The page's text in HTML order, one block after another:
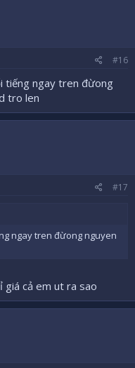
#16
tiếng ngay tren đừong
tro len
#17
ngay tren đừong nguyen
cả em ut ra sao